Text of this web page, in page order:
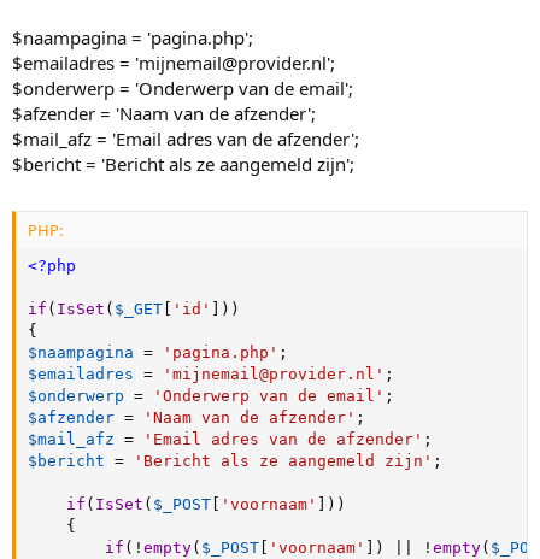
$naampagina = 'pagina.php';
$emailadres = 'mijnemail@provider.nl';
$onderwerp = 'Onderwerp van de email';
$afzender = 'Naam van de afzender';
$mail_afz = 'Email adres van de afzender';
$bericht = 'Bericht als ze aangemeld zijn';
PHP:
<?php
if ( IsSet ( $_GET 'id' ) )
{
$naampagina = 'pagina.php' ;
$emailadres = 'mijnemail@provider.nl' ;
$onderwerp = 'Onderwerp van de email' ;
$afzender = 'Naam van de afzender' ;
$mail_afz = 'Email adres van de afzender' ;
$bericht = 'Bericht als ze aangemeld zijn' ;
if ( IsSet ( $_POST 'voornaam' ) )
{
if ( ! empty( $_POST 'voornaam' ) ! empty(